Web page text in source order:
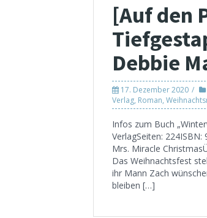
[Auf den
Debbie
17. Dezember 2020
Verlag, Roman,
Infos zum Buch
VerlagSeiten:
Mrs. Miracle
Das Weihnachtsfest
ihr Mann Zach
bleiben […]